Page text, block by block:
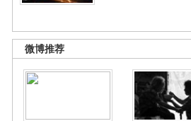
微博推荐